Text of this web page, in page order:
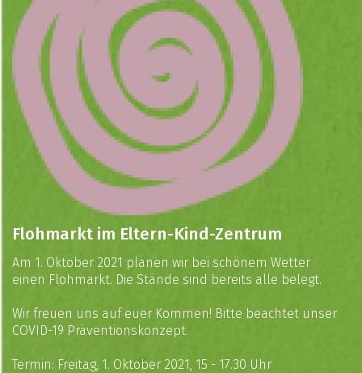
Flohmarkt im Eltern-Kind-Zentrum
Am 1. Oktober 2021 planen wir bei schönem Wetter
einen Flohmarkt. Die Stände sind bereits alle belegt.
Wir freuen uns auf euer Kommen! Bitte beachtet unser
COVID-19 Präventionskonzept.
Termin: Freitag, 1. Oktober 2021, 15 - 17.30 Uhr